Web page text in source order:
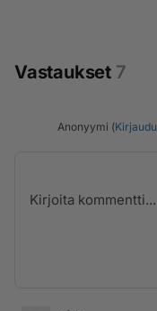
Vastaukset 7
Anonyymi (Kirjaudu